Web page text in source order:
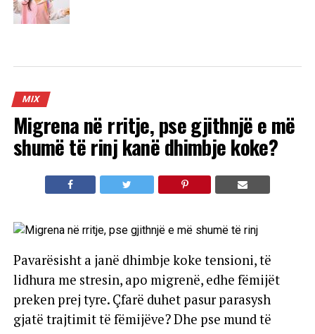
MIX
Migrena në rritje, pse gjithnjë e më
shumë të rinj kanë dhimbje koke?
Pavarësisht a janë dhimbje koke tensioni, të
lidhura me stresin, apo migrenë, edhe fëmijët
preken prej tyre. Çfarë duhet pasur parasysh
gjatë trajtimit të fëmijëve? Dhe pse mund të